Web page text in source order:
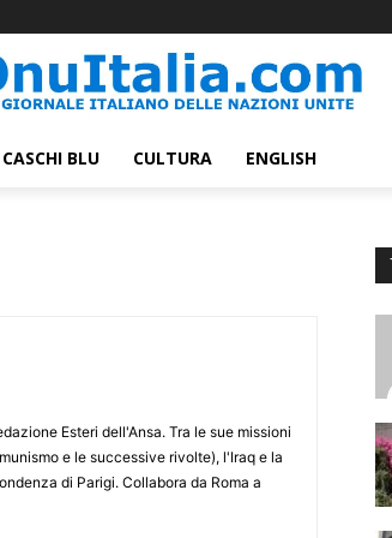
CASCHI BLU CULTURA ENGLISH
Esteri dell'Ansa. Tra le sue missioni
e le successive rivolte), l'Iraq e la
di Parigi. Collabora da Roma a